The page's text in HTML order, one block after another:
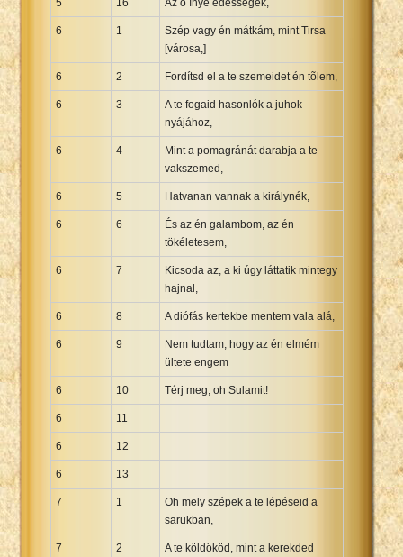
6 1
Szép vagy én mátkám, mint Tirsa
[városa,]
6 2 Fordítsd el a te szemeidet én tõlem,
6 3
A te fogaid hasonlók a juhok
nyájához,
6 4
Mint a pomagránát darabja a te
vakszemed,
6 5 Hatvanan vannak a királynék,
6 6
És az én galambom, az én
tökéletesem,
6 7
Kicsoda az, a ki úgy láttatik mintegy
hajnal,
6 8 A diófás kertekbe mentem vala alá,
6 9
Nem tudtam, hogy az én elmém
ültete engem
6 10 Térj meg, oh Sulamit!
6 11
6 12
6 13
7 1
Oh mely szépek a te lépéseid a
sarukban,
7 2
A te köldököd, mint a kerekded